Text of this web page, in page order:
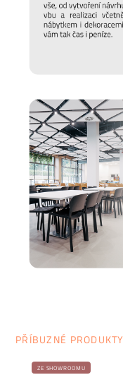
PŘÍBUZNÉ PRODUKTY
ZE SHOWROOMU